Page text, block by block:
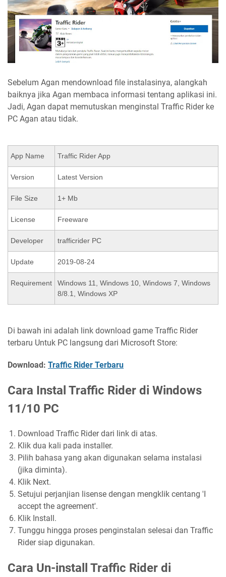
Sebelum Agan mendownload file instalasinya, alangkah
baiknya jika Agan membaca informasi tentang aplikasi ini.
Jadi, Agan dapat memutuskan menginstal Traffic Rider ke
PC Agan atau tidak.
App Name Traffic Rider App
Version Latest Version
File Size 1+ Mb
License Freeware
Developer trafficrider PC
Update 2019-08-24
Requirement
Windows 11, Windows 10, Windows 7, Windows
8/8.1, Windows XP
Di bawah ini adalah link download game Traffic Rider
terbaru Untuk PC langsung dari Microsoft Store:
Download: Traffic Rider Terbaru
Cara Instal Traffic Rider di Windows
11/10 PC
Download Traffic Rider dari link di atas.
Klik dua kali pada installer.
Pilih bahasa yang akan digunakan selama instalasi
(jika diminta).
Klik Next.
Setujui perjanjian lisense dengan mengklik centang 'I
accept the agreement'.
Klik Install.
Tunggu hingga proses penginstalan selesai dan Traffic
Rider siap digunakan.
Cara Un-install Traffic Rider di